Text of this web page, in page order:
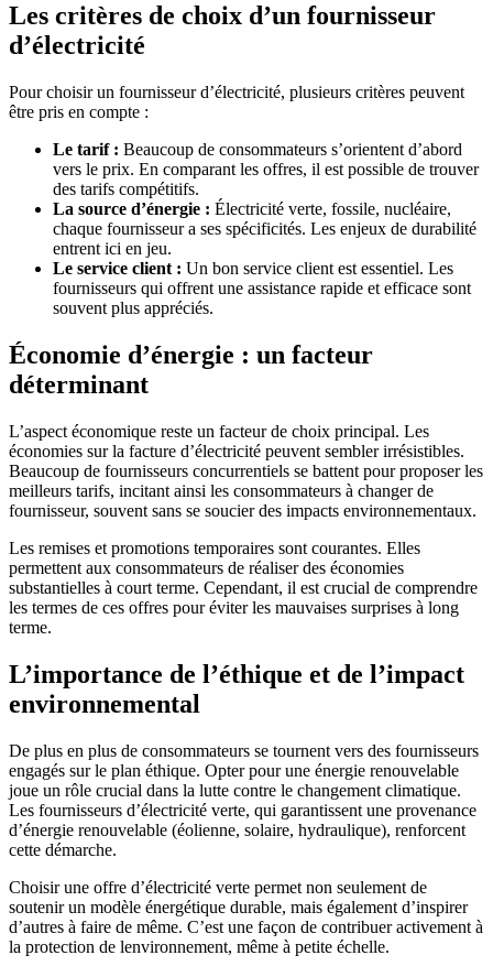
Les critères de choix d’un fournisseur
d’électricité
Pour choisir un fournisseur d’électricité, plusieurs critères peuvent
être pris en compte :
Le tarif : Beaucoup de consommateurs s’orientent d’abord
vers le prix. En comparant les offres, il est possible de trouver
des tarifs compétitifs.
La source d’énergie : Électricité verte, fossile, nucléaire,
chaque fournisseur a ses spécificités. Les enjeux de durabilité
entrent ici en jeu.
Le service client : Un bon service client est essentiel. Les
fournisseurs qui offrent une assistance rapide et efficace sont
souvent plus appréciés.
Économie d’énergie : un facteur
déterminant
L’aspect économique reste un facteur de choix principal. Les
économies sur la facture d’électricité peuvent sembler irrésistibles.
Beaucoup de fournisseurs concurrentiels se battent pour proposer les
meilleurs tarifs, incitant ainsi les consommateurs à changer de
fournisseur, souvent sans se soucier des impacts environnementaux.
Les remises et promotions temporaires sont courantes. Elles
permettent aux consommateurs de réaliser des économies
substantielles à court terme. Cependant, il est crucial de comprendre
les termes de ces offres pour éviter les mauvaises surprises à long
terme.
L’importance de l’éthique et de l’impact
environnemental
De plus en plus de consommateurs se tournent vers des fournisseurs
engagés sur le plan éthique. Opter pour une énergie renouvelable
joue un rôle crucial dans la lutte contre le changement climatique.
Les fournisseurs d’électricité verte, qui garantissent une provenance
d’énergie renouvelable (éolienne, solaire, hydraulique), renforcent
cette démarche.
Choisir une offre d’électricité verte permet non seulement de
soutenir un modèle énergétique durable, mais également d’inspirer
d’autres à faire de même. C’est une façon de contribuer activement à
la protection de lenvironnement, même à petite échelle.